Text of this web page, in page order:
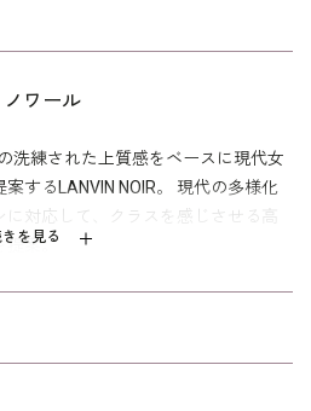
を見る
ワール
洗練された上質感をベースに現代女
するLANVIN NOIR。 現代の多様化
に対応して、クラスを感じさせる高
提案。
ガント」そして「シャープ」。